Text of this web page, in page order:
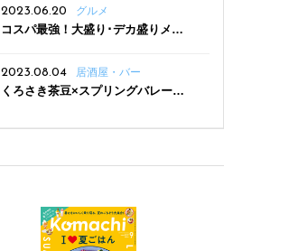
2023.06.20
グルメ
コスパ最強！大盛り･デカ盛りメニ
2023.08.04
居酒屋・バー
くろさき茶豆×スプリングバレー豊